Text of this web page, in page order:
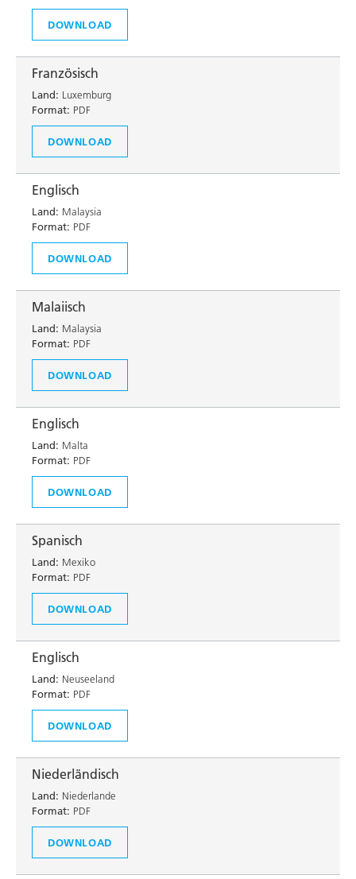
DOWNLOAD
Französisch
Land: Luxemburg
Format: PDF
DOWNLOAD
Englisch
Land: Malaysia
Format: PDF
DOWNLOAD
Malaiisch
Land: Malaysia
Format: PDF
DOWNLOAD
Englisch
Land: Malta
Format: PDF
DOWNLOAD
Spanisch
Land: Mexiko
Format: PDF
DOWNLOAD
Englisch
Land: Neuseeland
Format: PDF
DOWNLOAD
Niederländisch
Land: Niederlande
Format: PDF
DOWNLOAD